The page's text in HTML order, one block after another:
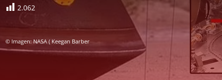
2.062
© Imagen: NASA ( Keegan Barber